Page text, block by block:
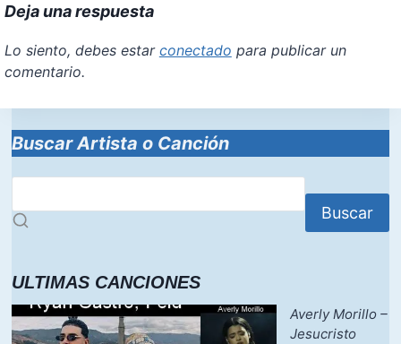
Deja una respuesta
Lo siento, debes estar conectado para publicar un
comentario.
Buscar Artista o Canción
Buscar
ULTIMAS CANCIONES
Averly Morillo –
Jesucristo